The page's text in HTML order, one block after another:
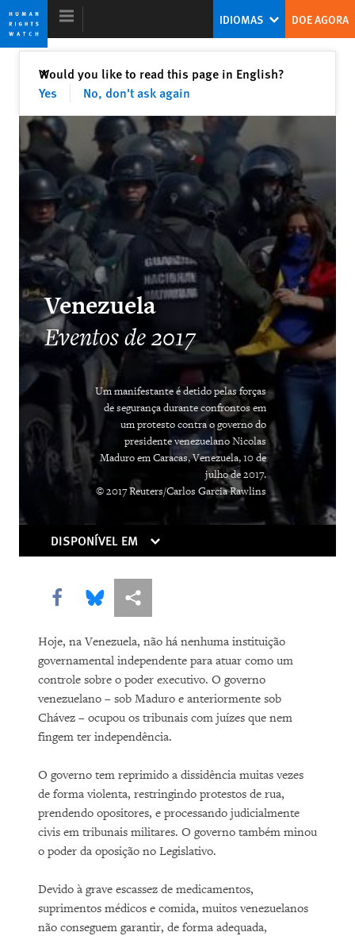
Skip
to
cookie
privacy
Skip
to
main
content
Relatório Mundial 2018
A resistência ao desafio populista
Kenneth Roth
Ex-Diretor Executivo
IDIOMAS DOE AGORA
Would you like to read this page in English?
Yes
No, don't ask again
✕Fechar
Venezuela
Eventos de 2017
Um manifestante é detido pelas forças
de segurança durante confrontos em
um protesto contra o governo do
presidente venezuelano Nicolas
Maduro em Caracas, Venezuela, 10 de
julho de 2017.
© 2017 Reuters/Carlos Garcia Rawlins
DISPONÍVEL EM
Share this via Facebook
Share this via Bluesky
Share this via Compartilhar
Hoje, na Venezuela, não há nenhuma instituição
governamental independente para atuar como um
controle sobre o poder executivo. O governo
venezuelano – sob Maduro e anteriormente sob
Chávez – ocupou os tribunais com juízes que nem
fingem ter independência.
O governo tem reprimido a dissidência muitas vezes
de forma violenta, restringindo protestos de rua,
prendendo opositores, e processando judicialmente
civis em tribunais militares. O governo também minou
o poder da oposição no Legislativo.
Devido à grave escassez de medicamentos,
suprimentos médicos e comida, muitos venezuelanos
não conseguem garantir, de forma adequada,